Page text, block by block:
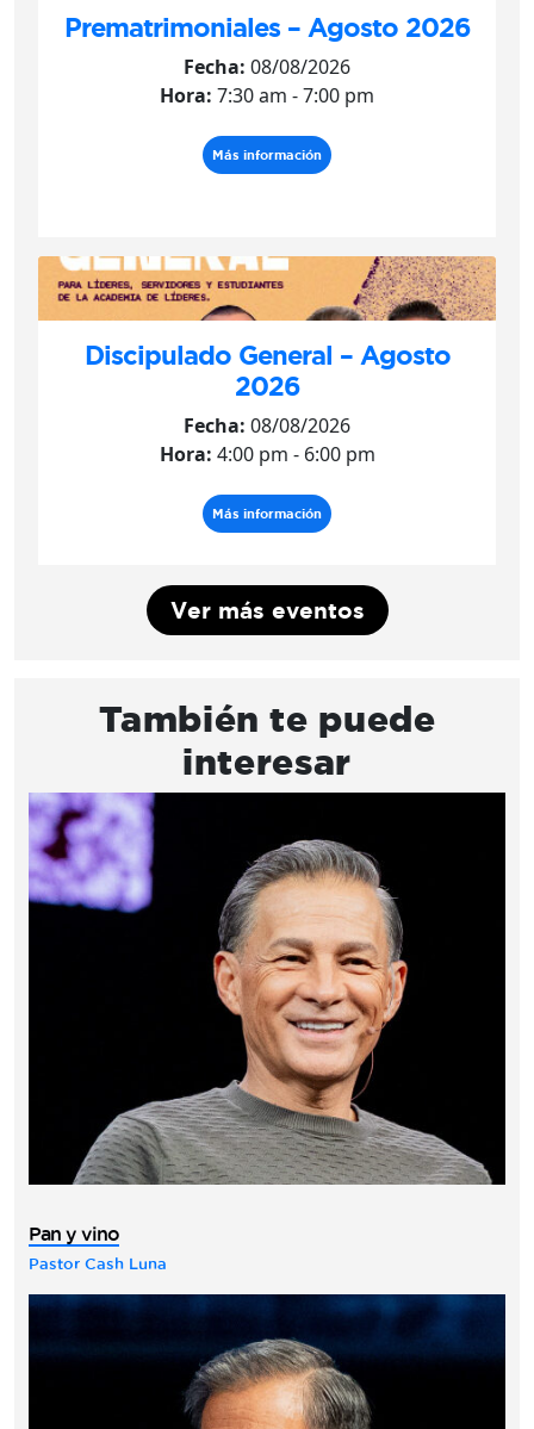
Prematrimoniales – Agosto 2026
Fecha: 08/08/2026
Hora: 7:30 am - 7:00 pm
Más información
Discipulado General – Agosto
2026
Fecha: 08/08/2026
Hora: 4:00 pm - 6:00 pm
Más información
Ver más eventos
También te puede
interesar
Pan y vino
Pastor Cash Luna